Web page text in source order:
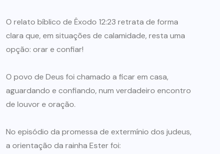
O relato bíblico de Êxodo 12:23 retrata de forma
clara que, em situações de calamidade, resta uma
opção: orar e confiar!
O povo de Deus foi chamado a ficar em casa,
aguardando e confiando, num verdadeiro encontro
de louvor e oração.
No episódio da promessa de extermínio dos judeus,
a orientação da rainha Ester foi: